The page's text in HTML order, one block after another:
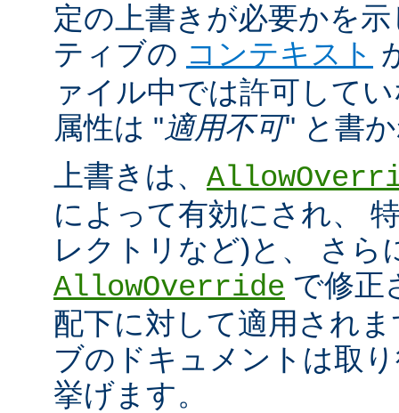
定の上書きが必要かを
ティブの コンテキスト
ァイル中では許可して
属性は "適用不可" と書
上書きは、
によって有効にされ、
レクトリなど)と、 さら
AllowOverride で修正
配下に対して適用され
ブのドキュメントは取
挙げます。